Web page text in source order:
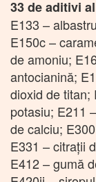
33 de aditivi
E133 –
E150c –
de amoniu;
antocianină;
dioxid de titan;
potasiu; E211
de calciu;
E331 – citraţii
E412 – gumă